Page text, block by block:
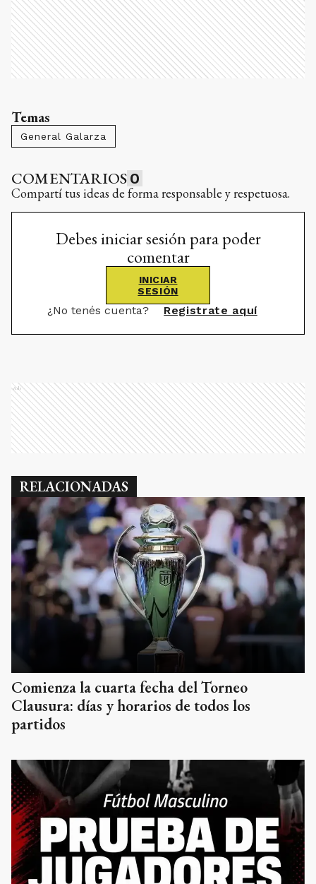
Temas
General Galarza
COMENTARIOS 0
Compartí tus ideas de forma responsable y respetuosa.
Debes iniciar sesión para poder
comentar
INICIAR
SESIÓN
¿No tenés cuenta? Registrate aquí
Ads
RELACIONADAS
Comienza la cuarta fecha del Torneo
Clausura: días y horarios de todos los
partidos